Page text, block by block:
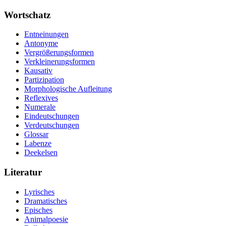
Wortschatz
Entneinungen
Antonyme
Vergrößerungsformen
Verkleinerungsformen
Kausativ
Partizipation
Morphologische Aufleitung
Reflexives
Numerale
Eindeutschungen
Verdeutschungen
Glossar
Labenze
Deekelsen
Literatur
Lyrisches
Dramatisches
Episches
Animalpoesie